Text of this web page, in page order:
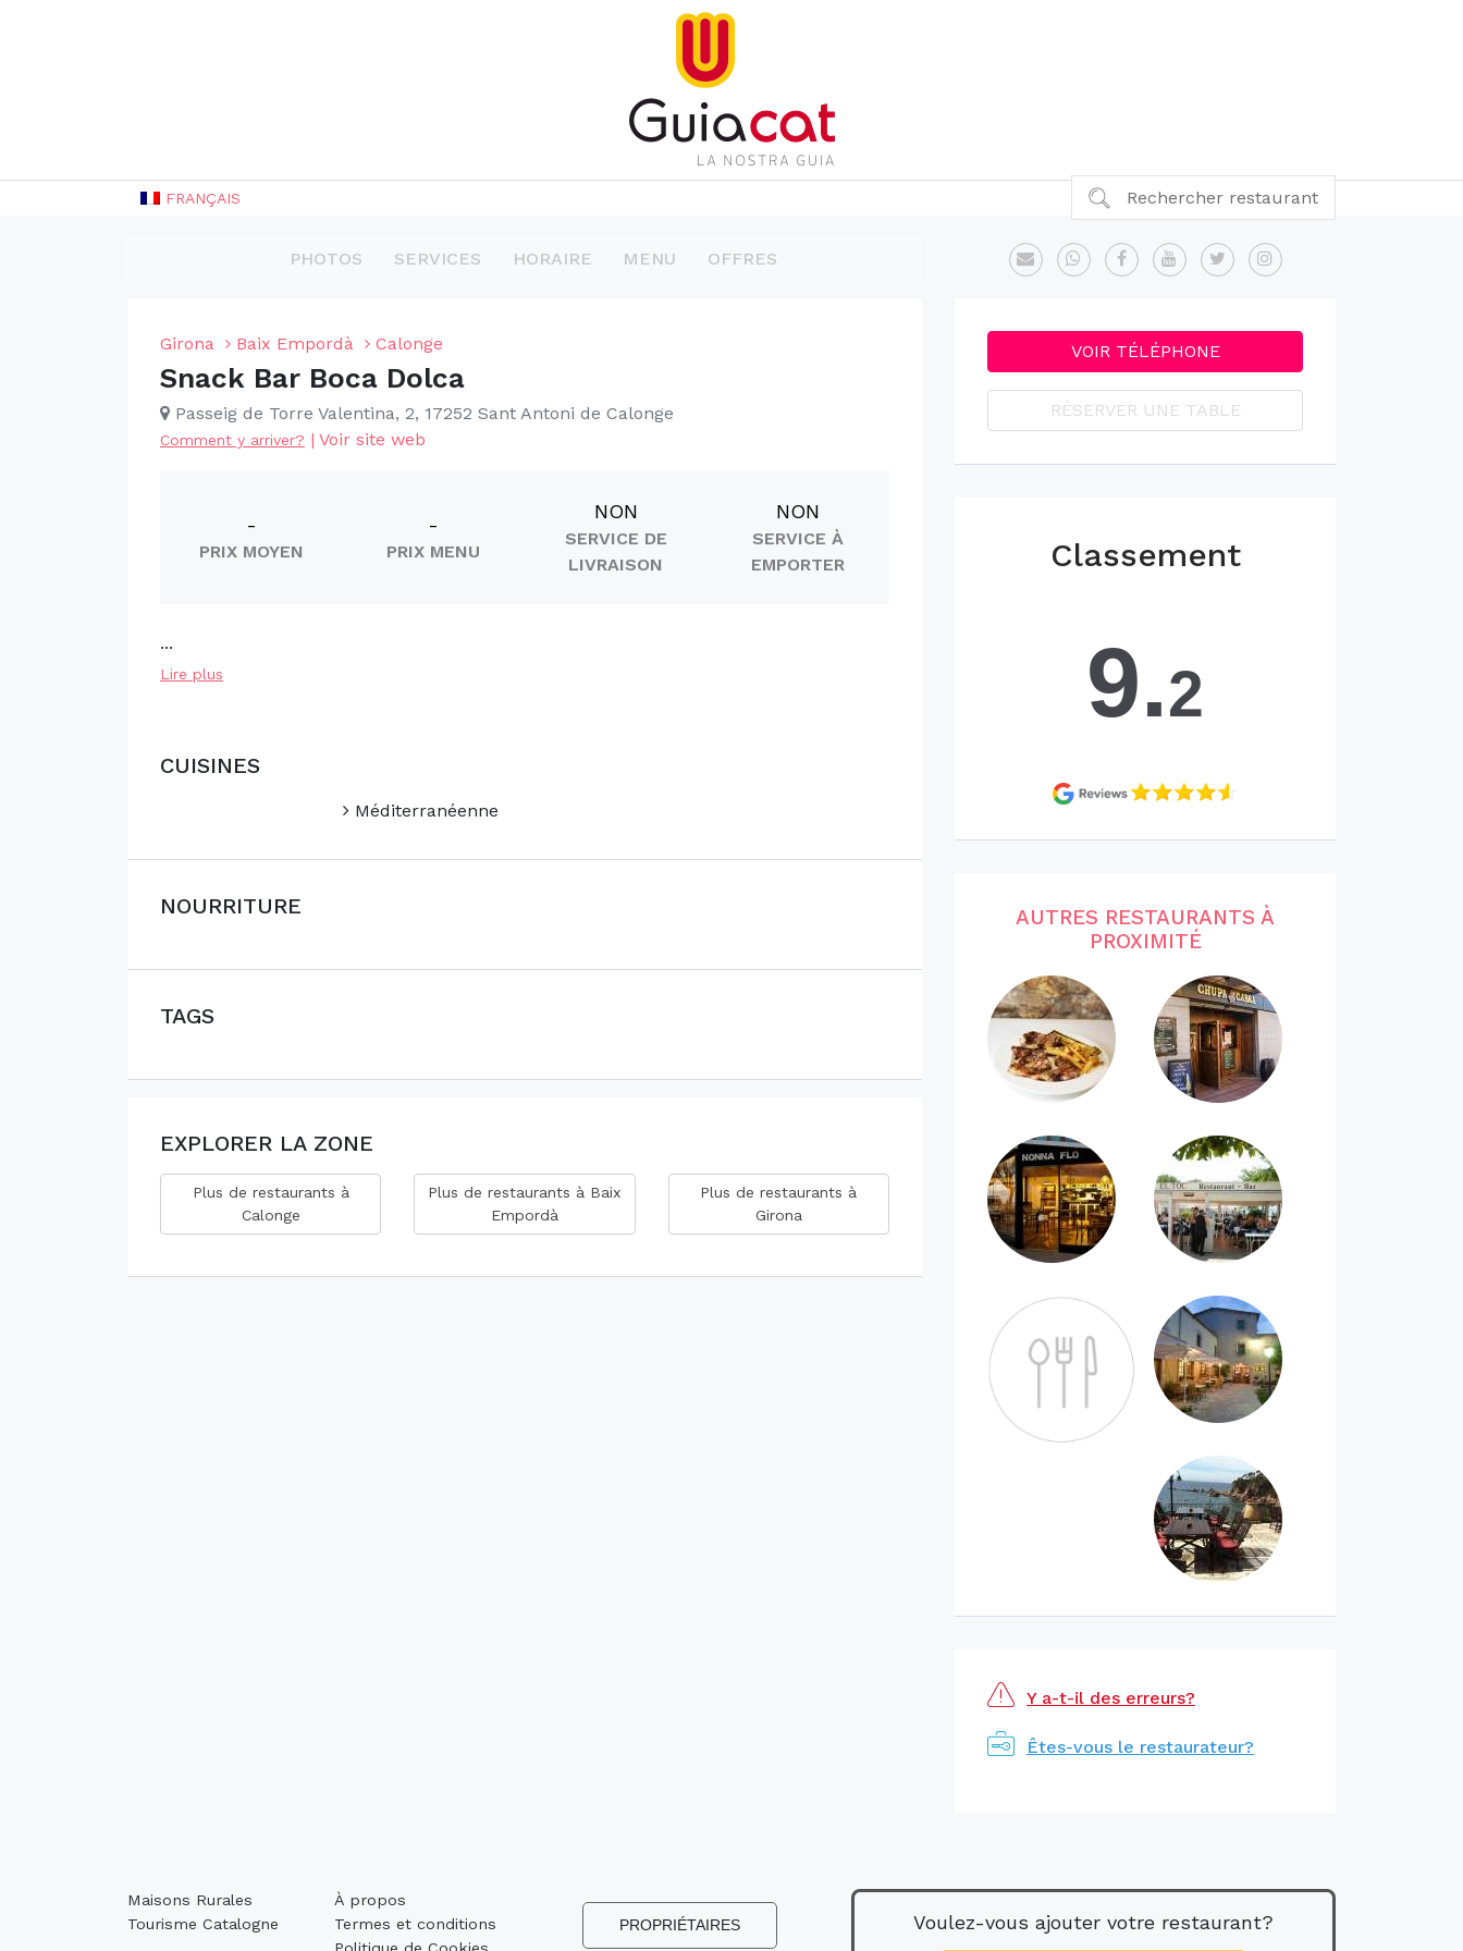
FRANÇAIS Rechercher restaurant
PHOTOS SERVICES HORAIRE MENU OFFRES
Girona Baix Empordà Calonge
Snack Bar Boca Dolca
Passeig de Torre Valentina, 2, 17252 Sant Antoni de Calonge
Comment y arriver? | Voir site web
-
PRIX MOYEN
-
PRIX MENU
NON
SERVICE DE
LIVRAISON
NON
SERVICE À
EMPORTER
...
Lire plus
CUISINES
Méditerranéenne
NOURRITURE
TAGS
EXPLORER LA ZONE
Plus de restaurants à
Calonge
Plus de restaurants à Baix
Empordà
Plus de restaurants à
Girona
VOIR TÉLÉPHONE
RÉSERVER UNE TABLE
Classement
9.2
AUTRES RESTAURANTS À
PROXIMITÉ
Y a-t-il des erreurs?
Êtes-vous le restaurateur?
Maisons Rurales
Tourisme Catalogne
À propos
Termes et conditions
PROPRIÉTAIRES Voulez-vous ajouter votre restaurant?